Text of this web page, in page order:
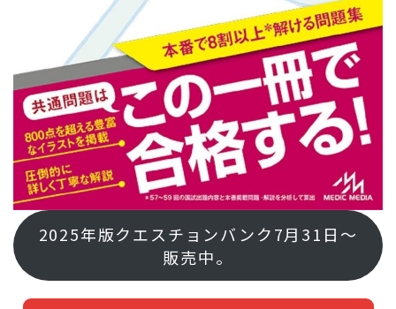
2025年版クエスチョンバンク7月31日～
販売中。